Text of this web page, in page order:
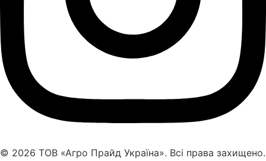
© 2026 ТОВ «Агро Прайд Україна». Всі права захищено.